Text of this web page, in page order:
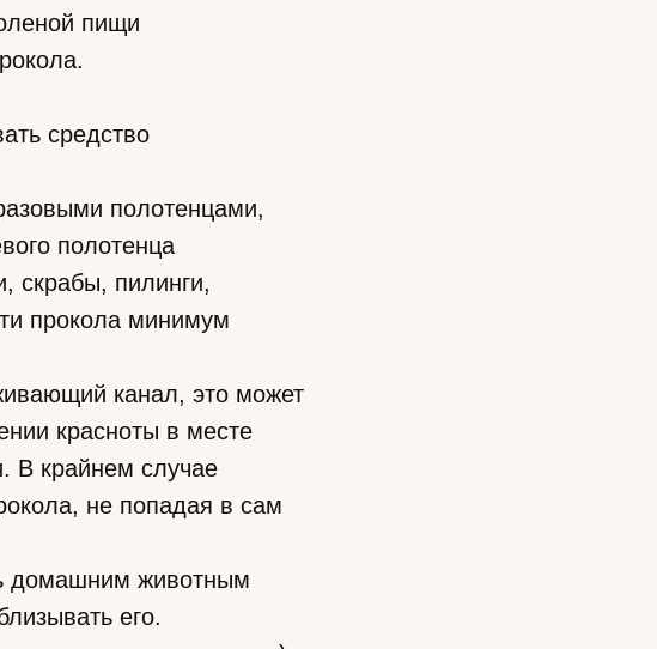
пищи
средство
полотенцами,
полотенца
скрабы, пилинги,
прокола минимум
канал, это может
красноты в месте
В крайнем случае
не попадая в сам
домашним животным
его.